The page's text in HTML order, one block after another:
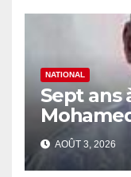
NATIONAL
Sept ans
l’Histoire
AOÛT 3, 2026